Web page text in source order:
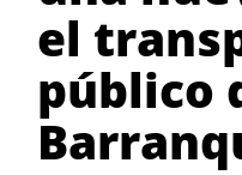
el
público